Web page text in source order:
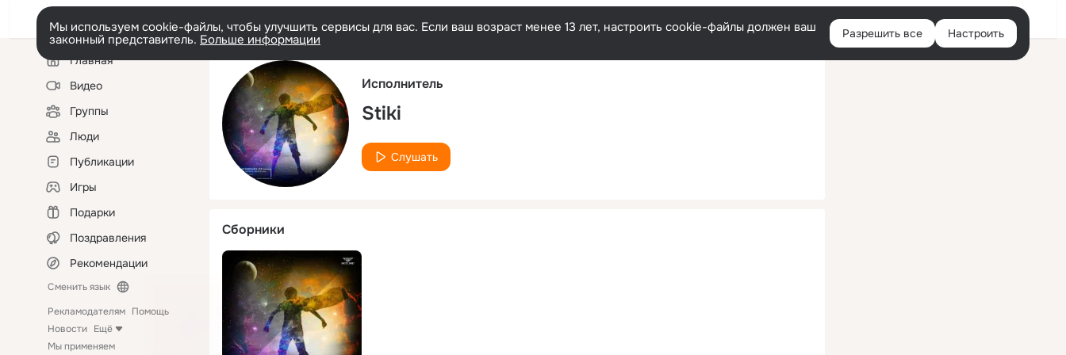
Русский Войти
Мы используем cookie-файлы, чтобы улучшить сервисы для вас. Если ваш возраст менее 13 лет, настроить cookie-файлы должен ваш
законный представитель. Больше информации Разрешить все Настроить
Левая
колонкаГлавная
Видео
Группы
Люди
Публикации
Игры
Подарки
Поздравления
Рекомендации
Сменить язык
Рекламодателям Помощь
Новости Ещё
Мы применяем
Исполнитель
Stiki
Слушать
Сборники